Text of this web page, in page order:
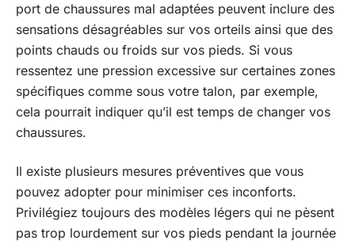
port de chaussures mal adaptées peuvent inclure des
sensations désagréables sur vos orteils ainsi que des
points chauds ou froids sur vos pieds. Si vous
ressentez une pression excessive sur certaines zones
spécifiques comme sous votre talon, par exemple,
cela pourrait indiquer qu’il est temps de changer vos
chaussures.
Il existe plusieurs mesures préventives que vous
pouvez adopter pour minimiser ces inconforts.
Privilégiez toujours des modèles légers qui ne pèsent
pas trop lourdement sur vos pieds pendant la journée